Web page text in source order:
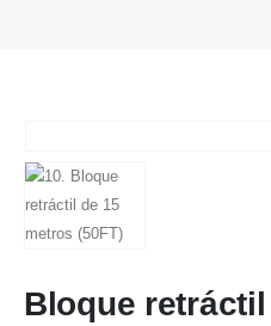
Bloque retráctil